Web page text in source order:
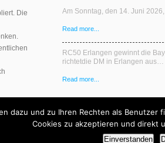
Die
Am Sonntag, den 14. Juni
Read more...
RC50 Erlangen gewinnt die
richtetdie DM in Erlangen aus…
Read more...
dazu und zu Ihren Rechten als
Cookies zu akzeptieren und direkt
Einverstanden